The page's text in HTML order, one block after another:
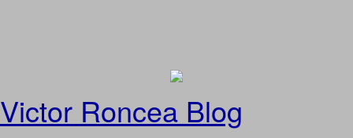
Victor Roncea Blog